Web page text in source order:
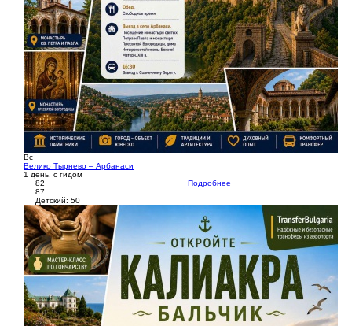
Вс
Велико Тырнево – Арбанаси
1 день, с гидом
82
87
Детский: 50
Подробнее